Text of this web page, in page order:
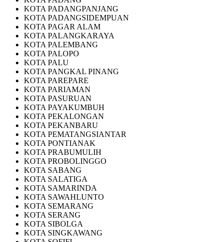
KOTA PADANGPANJANG
KOTA PADANGSIDEMPUAN
KOTA PAGAR ALAM
KOTA PALANGKARAYA
KOTA PALEMBANG
KOTA PALOPO
KOTA PALU
KOTA PANGKAL PINANG
KOTA PAREPARE
KOTA PARIAMAN
KOTA PASURUAN
KOTA PAYAKUMBUH
KOTA PEKALONGAN
KOTA PEKANBARU
KOTA PEMATANGSIANTAR
KOTA PONTIANAK
KOTA PRABUMULIH
KOTA PROBOLINGGO
KOTA SABANG
KOTA SALATIGA
KOTA SAMARINDA
KOTA SAWAHLUNTO
KOTA SEMARANG
KOTA SERANG
KOTA SIBOLGA
KOTA SINGKAWANG